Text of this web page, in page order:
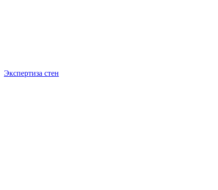
Экспертиза стен